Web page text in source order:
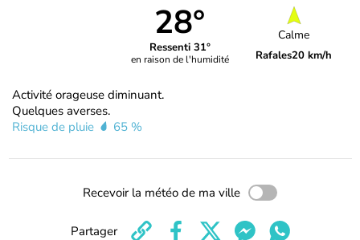
28°
Ressenti 31°
en raison de l'humidité
Calme
Rafales20 km/h
Activité orageuse diminuant.
Quelques averses.
Risque de pluie
65 %
Recevoir la météo de ma ville
Partager